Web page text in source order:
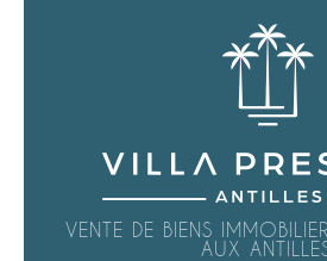
VENTE DE BIENS
AUX